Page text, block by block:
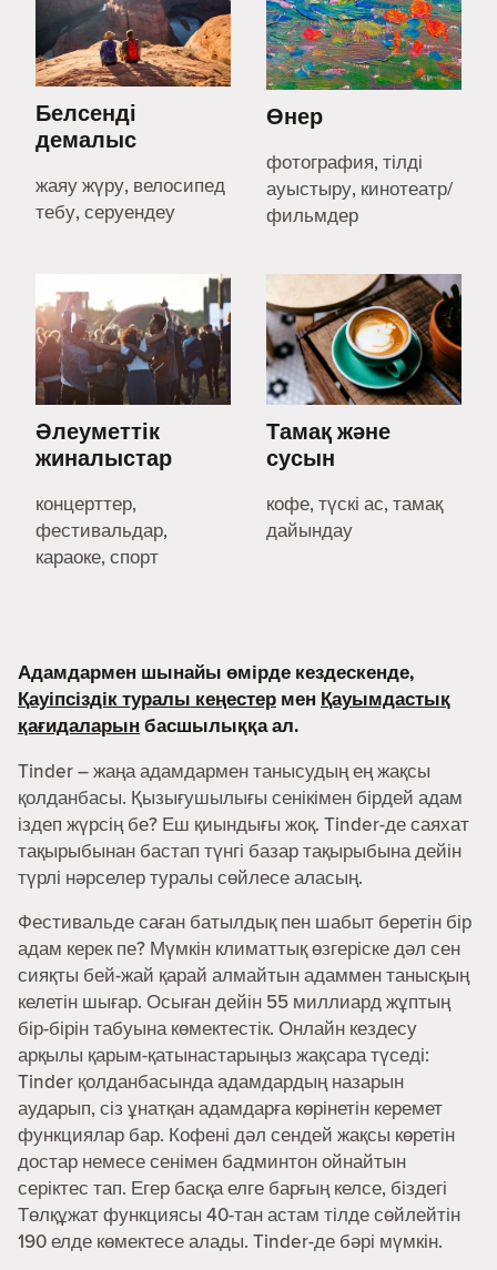
Белсенді
демалыс
жаяу жүру, велосипед
тебу, серуендеу
Өнер
фотография, тілді
ауыстыру, кинотеатр/
фильмдер
Әлеуметтік
жиналыстар
концерттер,
фестивальдар,
караоке, спорт
Тамақ және
сусын
кофе, түскі ас, тамақ
дайындау
Адамдармен шынайы өмірде кездескенде,
Қауіпсіздік туралы кеңестер мен Қауымдастық
қағидаларын басшылыққа ал.
Tinder – жаңа адамдармен танысудың ең жақсы
қолданбасы. Қызығушылығы сенікімен бірдей адам
іздеп жүрсің бе? Еш қиындығы жоқ. Tinder-де саяхат
тақырыбынан бастап түнгі базар тақырыбына дейін
түрлі нәрселер туралы сөйлесе аласың.
Фестивальде саған батылдық пен шабыт беретін бір
адам керек пе? Мүмкін климаттық өзгеріске дәл сен
сияқты бей-жай қарай алмайтын адаммен танысқың
келетін шығар. Осыған дейін 55 миллиард жұптың
бір-бірін табуына көмектестік. Онлайн кездесу
арқылы қарым-қатынастарыңыз жақсара түседі:
Tinder қолданбасында адамдардың назарын
аударып, сіз ұнатқан адамдарға көрінетін керемет
функциялар бар. Кофені дәл сендей жақсы көретін
достар немесе сенімен бадминтон ойнайтын
серіктес тап. Егер басқа елге барғың келсе, біздегі
Төлқұжат функциясы 40-тан астам тілде сөйлейтін
190 елде көмектесе алады. Tinder-де бәрі мүмкін.